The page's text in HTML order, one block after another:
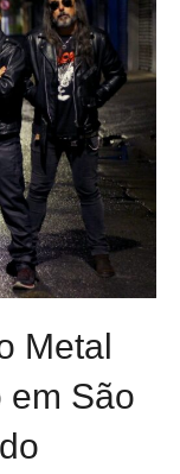
Metal
em São